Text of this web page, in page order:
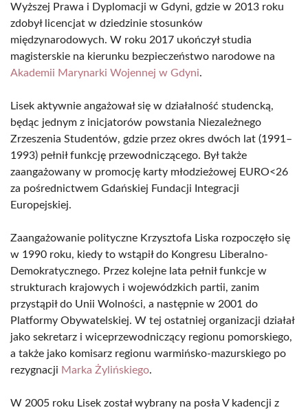
Wyższej Prawa i Dyplomacji w Gdyni, gdzie w 2013 roku
zdobył licencjat w dziedzinie stosunków
międzynarodowych. W roku 2017 ukończył studia
magisterskie na kierunku bezpieczeństwo narodowe na
Akademii Marynarki Wojennej w Gdyni.
Lisek aktywnie angażował się w działalność studencką,
będąc jednym z inicjatorów powstania Niezależnego
Zrzeszenia Studentów, gdzie przez okres dwóch lat (1991–
1993) pełnił funkcję przewodniczącego. Był także
zaangażowany w promocję karty młodzieżowej EURO<26
za pośrednictwem Gdańskiej Fundacji Integracji
Europejskiej.
Zaangażowanie polityczne Krzysztofa Liska rozpoczęło się
w 1990 roku, kiedy to wstąpił do Kongresu Liberalno-
Demokratycznego. Przez kolejne lata pełnił funkcje w
strukturach krajowych i wojewódzkich partii, zanim
przystąpił do Unii Wolności, a następnie w 2001 do
Platformy Obywatelskiej. W tej ostatniej organizacji działał
jako sekretarz i wiceprzewodniczący regionu pomorskiego,
a także jako komisarz regionu warmińsko-mazurskiego po
rezygnacji Marka Żylińskiego.
W 2005 roku Lisek został wybrany na posła V kadencji z